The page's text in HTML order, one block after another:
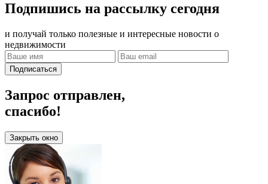
Подпишись на рассылку сегодня
и получай только полезные и интересные новости о
недвижимости
Подписаться
Запрос отправлен,
спасибо!
Закрыть окно